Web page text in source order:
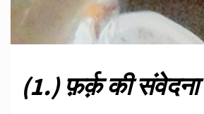
(1.) फ़र्क़ की संवेदना